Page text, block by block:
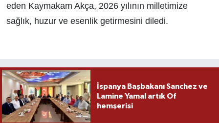
eden Kaymakam Akça, 2026 yılının milletimize
sağlık, huzur ve esenlik getirmesini diledi.
İspanya Başbakanı Sanchez ve
Lamine Yamal artık Of
hemşerisi